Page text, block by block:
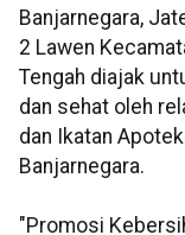
Banjarnegara,
2 Lawen
Tengah diajak
dan sehat oleh
dan Ikatan
Banjarnegara.
"Promosi